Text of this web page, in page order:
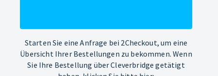
Starten Sie eine Anfrage bei 2Checkout, um eine
Übersicht Ihrer Bestellungen zu bekommen. Wenn
Sie Ihre Bestellung über Cleverbridge getätigt